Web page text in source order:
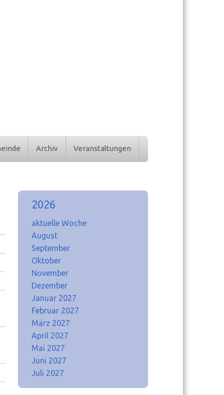
Archiv Veranstaltungen
2026
aktuelle Woche
August
September
Oktober
November
Dezember
Januar 2027
Februar 2027
März 2027
April 2027
Mai 2027
Juni 2027
Juli 2027